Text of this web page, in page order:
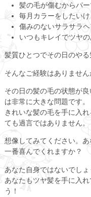
髪の毛が傷むからパ
毎月カラーをしたい
傷みのないサラサラ
いつもキレイでツヤ
髪質ひとつでその日のやる
そんなご経験はありません
その日の髪の毛の状態が
は非常に大きな問題です。
きれいな髪の毛を手に入
ても過言ではありません。
想像してみてください。
一番喜んでくれますか？
あなた自身ではないでしょ
あなたもツヤ髪を手に入
う！